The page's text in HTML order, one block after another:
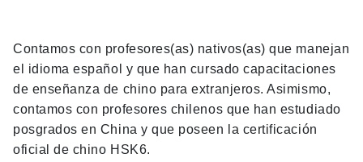
Contamos con profesores(as) nativos(as) que manejan
el idioma español y que han cursado capacitaciones
de enseñanza de chino para extranjeros. Asimismo,
contamos con profesores chilenos que han estudiado
posgrados en China y que poseen la certificación
oficial de chino HSK6.